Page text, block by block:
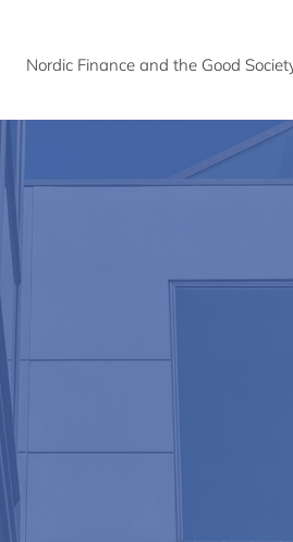
Nordic Finance and the Good